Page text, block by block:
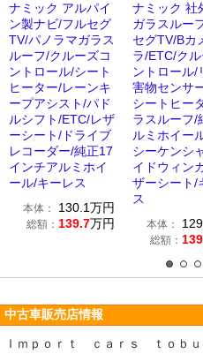
ナミック アルパイ
ン製ナビ/フルセグ
TV/パノラマガラス
ルーフ/クルーズコ
ントロール/シート
ヒーター/レーンキ
ープアシスト/パド
ルシフト/ETC/レザ
ーシート/ドライブ
レコーダー/純正17
インチアルミホイ
ール/キーレス
本体： 130.1万円
総額： 139.7万円
ナミック 社
ガラスルー
セグTV/Bカ
ラ/ETC/ク
ントロール/
害物センサ
シートヒー
ラスルーフ/
ルミホイー
シーケンシ
イドウィン
ザーシート/
ス
本体：
総額：
中古車販売店情報
Ｉｍｐｏｒｔ ｃａｒｓ ｔｏｂｕ